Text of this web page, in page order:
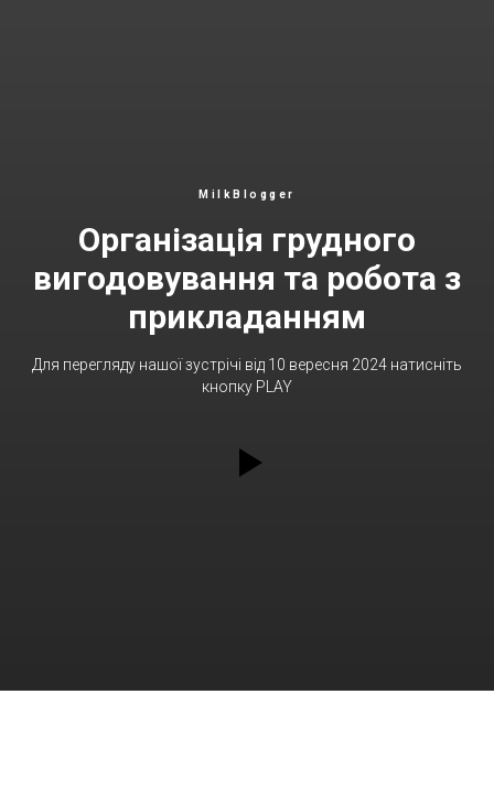
MilkBlogger
Організація грудного
вигодовування та робота з
прикладанням
Для перегляду нашої зустрічі від 10 вересня 2024 натисніть
кнопку PLAY